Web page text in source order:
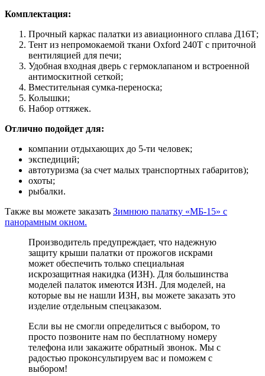
Комплектация:
Прочный каркас палатки из авиационного сплава Д16Т;
Тент из непромокаемой ткани Oxford 240Т с приточной
вентиляцией для печи;
Удобная входная дверь с гермоклапаном и встроенной
антимоскитной сеткой;
Вместительная сумка-переноска;
Колышки;
Набор оттяжек.
Отлично подойдет для:
компании отдыхающих до 5-ти человек;
экспедиций;
автотуризма (за счет малых транспортных габаритов);
охоты;
рыбалки.
Также вы можете заказать Зимнюю палатку «МБ-15» с
панорамным окном.
Производитель предупреждает, что надежную
защиту крыши палатки от прожогов искрами
может обеспечить только специальная
искрозащитная накидка (ИЗН). Для большинства
моделей палаток имеются ИЗН. Для моделей, на
которые вы не нашли ИЗН, вы можете заказать это
изделие отдельным спецзаказом.
Если вы не смогли определиться с выбором, то
просто позвоните нам по бесплатному номеру
телефона или закажите обратный звонок. Мы с
радостью проконсультируем вас и поможем с
выбором!